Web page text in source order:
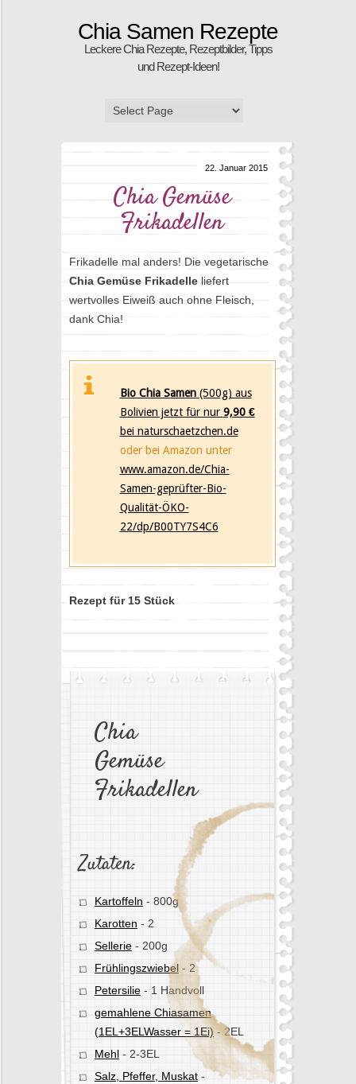
Chia Samen Rezepte
Leckere Chia Rezepte, Rezeptbilder, Tipps
und Rezept-Ideen!
22. Januar 2015
Chia Gemüse
Frikadellen
Frikadelle mal anders! Die vegetarische
Chia Gemüse Frikadelleliefert
wertvolles Eiweiß auch ohne Fleisch,
dank Chia!
Bio Chia Samen(500g) aus
Bolivien jetzt für nur 9,90 €
bei naturschaetzchen.de
oder bei Amazon unter
www.amazon.de/Chia-
Samen-geprüfter-Bio-
Qualität-ÖKO-
22/dp/B00TY7S4C6
Rezept für 15 Stück
Chia
Gemüse
Frikadellen
Zutaten:
Kartoffeln - 800g
Karotten - 2
Sellerie- 200g
Frühlingszwiebel- 2
Petersilie- 1 Handvoll
gemahlene Chiasamen
(1EL+3ELWasser = 1Ei)- 2EL
Mehl- 2-3EL
Salz, Pfeffer, Muskat-